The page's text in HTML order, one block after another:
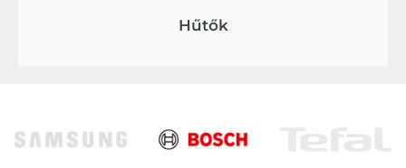
Hűtők